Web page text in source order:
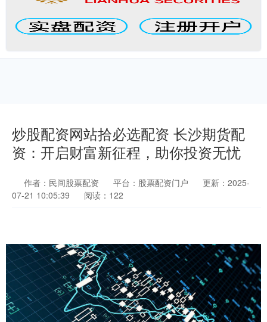
炒股配资网站拾必选配资 长沙期货配
资：开启财富新征程，助你投资无忧
作者：民间股票配资 平台：股票配资门户
更新：2025-
07-21 10:05:39
阅读：122